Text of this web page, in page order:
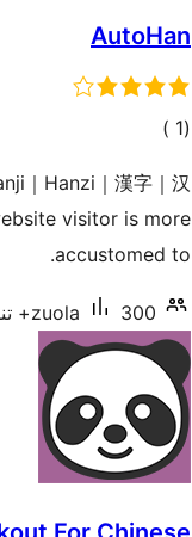
AutoHan
(1
إجمالي)
｜Hanzi｜漢字｜汉
visitor is more
accustomed to.
zuola 300+ تنصيب نشط